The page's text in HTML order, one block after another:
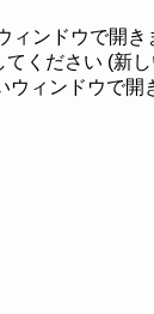
ィンドウで開き
ください (新
ウィンドウで開